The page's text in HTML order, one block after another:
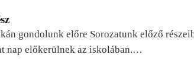
gondolunk előre Sorozatunk előző
nap előkerülnek az iskolában.…